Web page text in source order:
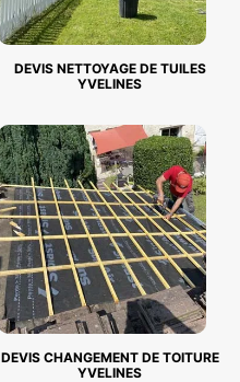
DEVIS NETTOYAGE DE TUILES
YVELINES
DEVIS CHANGEMENT DE TOITURE
YVELINES